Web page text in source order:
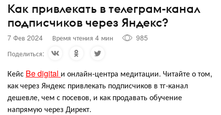
Как привлекать в телеграм-канал
подписчиков через Яндекс?
7 Фев 2024 Время чтения 4 мин
985
Поделиться:
Кейс Be digital и онлайн-центра медитации. Читайте о том,
как через Яндекс привлекать подписчиков в тг-канал
дешевле, чем с посевов, и как продавать обучение
напрямую через Директ.